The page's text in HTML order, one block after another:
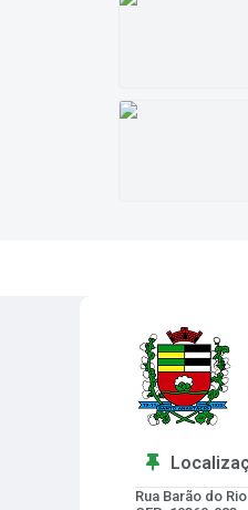
Rua Barão do